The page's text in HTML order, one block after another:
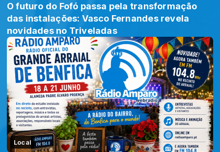
O futuro do Fofó passa pela transformação
das instalações: Vasco Fernandes revela
novidades no Triveladas
Local